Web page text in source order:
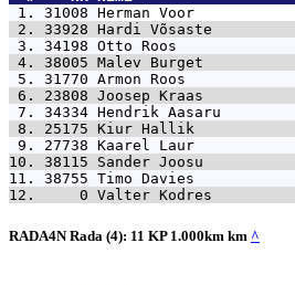
1. 31008 Herman Voor
2. 33928 Hardi Võsaste
3. 34198 Otto Roos
4. 38005 Malev Burget
5. 31770 Armon Roos
6. 23808 Joosep Kraas
7. 34334 Hendrik Aasaru
8. 25175 Kiur Hallik
9. 27738 Kaarel Laur
10. 38115 Sander Joosu
11. 38755 Timo Davies
12.     0 Valter Kodres
RADA4N Rada (4): 11 KP 1.000km km ^